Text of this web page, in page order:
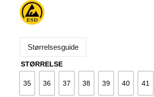
Størrelsesguide
STØRRELSE
35 36 37 38 39 40 41